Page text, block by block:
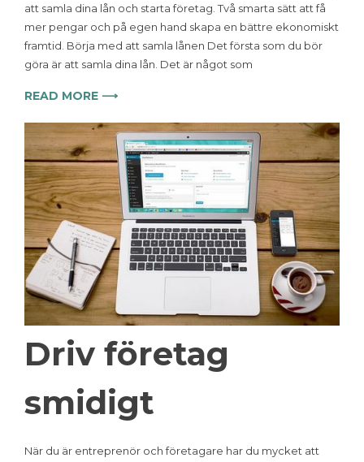
att samla dina lån och starta företag. Två smarta sätt att få
mer pengar och på egen hand skapa en bättre ekonomiskt
framtid. Börja med att samla lånen Det första som du bör
göra är att samla dina lån. Det är något som
READ MORE ⟶
Driv företag
smidigt
När du är entreprenör och företagare har du mycket att